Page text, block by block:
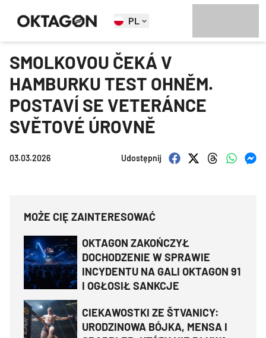
PL
SMOLKOVOU ČEKÁ V
HAMBURKU TEST OHNĚM.
POSTAVÍ SE VETERÁNCE
SVĚTOVÉ ÚROVNĚ
03.03.2026 Udostępnij
MOŻE CIĘ ZAINTERESOWAĆ
OKTAGON ZAKOŃCZYŁ
DOCHODZENIE W SPRAWIE
INCYDENTU NA GALI OKTAGON 91
I OGŁOSIŁ SANKCJE
CIEKAWOSTKI ZE ŠTVANICY:
URODZINOWA BÓJKA, MENSA I